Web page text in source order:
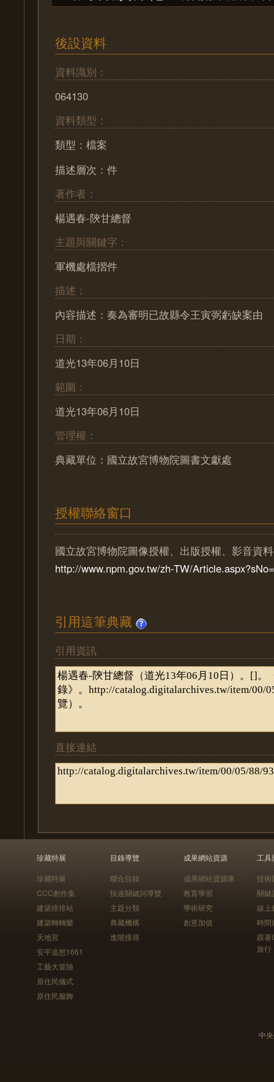
後設資料
資料識別：
064130
資料類型：
類型：檔案
描述層次：件
著作者：
楊遇春-陝甘總督
主題與關鍵字：
軍機處檔摺件
描述：
內容描述：奏為審明已故縣令王寅弼虧缺案由
日期：
道光13年06月10日
範圍：
道光13年06月10日
管理權：
典藏單位：國立故宮博物院圖書文獻處
授權聯絡窗口
國立故宮博物院圖像授權、出版授權、影音資
http://www.npm.gov.tw/zh-TW/
引用這筆典藏
引用資訊
直接連結
珍藏特展
珍藏特展
CCC創作集
建築排排站
建築轉轉樂
天地宮
安平追想1661
工藝大冒險
原住民儀式
原住民服飾
目錄導覽
聯合目錄
快速關鍵詞導覽
主題分類
典藏機構
進階搜尋
成果網站資源
成果網站資源庫
教育學習
學術研究
創意加值
工具
技術
關鍵
線上
時間
跟
旅行
中